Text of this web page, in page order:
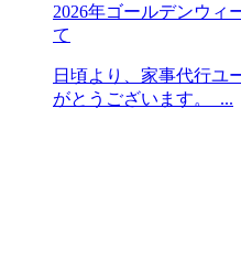
2026年ゴールデンウィ
て
日頃より、家事代行ユ
がとうございます。 ...